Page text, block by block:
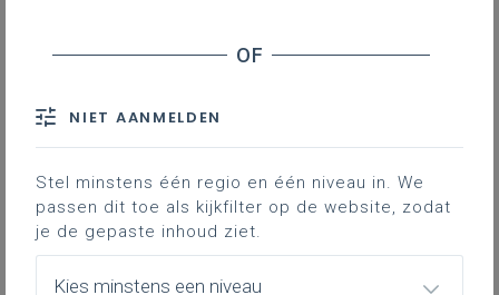
je dateffectieve didactiek
kan gebruiken. Dit kan met de juiste
bronnen toe te voegen aan je les en de
leerlingen warm te maken om tot leren te
komen.VRT voor leerkrachten
NIET AANMELDEN
Stel minstens één regio en één niveau in. We
passen dit toe als kijkfilter op de website, zodat
je de gepaste inhoud ziet.
Kies minstens een niveau